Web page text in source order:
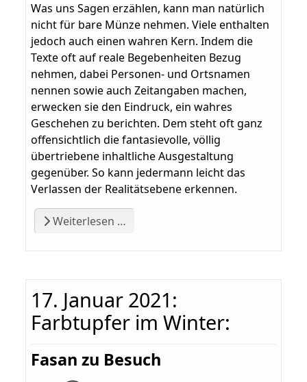
Was uns Sagen erzählen, kann man natürlich
nicht für bare Münze nehmen. Viele enthalten
jedoch auch einen wahren Kern. Indem die
Texte oft auf reale Begebenheiten Bezug
nehmen, dabei Personen- und Ortsnamen
nennen sowie auch Zeitangaben machen,
erwecken sie den Eindruck, ein wahres
Geschehen zu berichten. Dem steht oft ganz
offensichtlich die fantasievolle, völlig
übertriebene inhaltliche Ausgestaltung
gegenüber. So kann jedermann leicht das
Verlassen der Realitätsebene erkennen.
Weiterlesen …
17. Januar 2021:
Farbtupfer im Winter:
Fasan zu Besuch